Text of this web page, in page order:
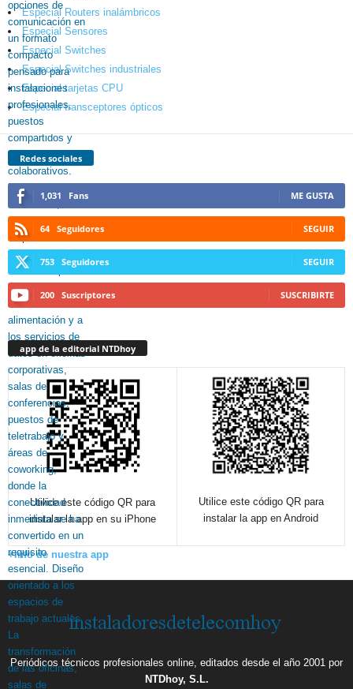
Especial Routers inalámbricos
Especial Sensores
Especial Switches
Especial Switches industriales
Especial tarjetas CPU
Especial transceptores ópticos
Redes sociales
1,031 Fans ME GUSTA
64 Seguidores SEGUIR
753 Seguidores SEGUIR
200 Suscriptores SUSCRIBIRTE
app de la editorial NTDhoy
Utilice este código QR para
instalar la app en su iPhone
Utilice este código QR para
instalar la app en Android
+info de nuestra app
Periódicos técnicos profesionales online, editados desde el año 2001 por
NTDhoy, S.L.